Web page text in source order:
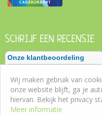
SCHRIJF EEN RECENSIE
Wij maken gebruik van
onze website blijft, ga je
hiervan. Bekijk het privacy
Meer informatie